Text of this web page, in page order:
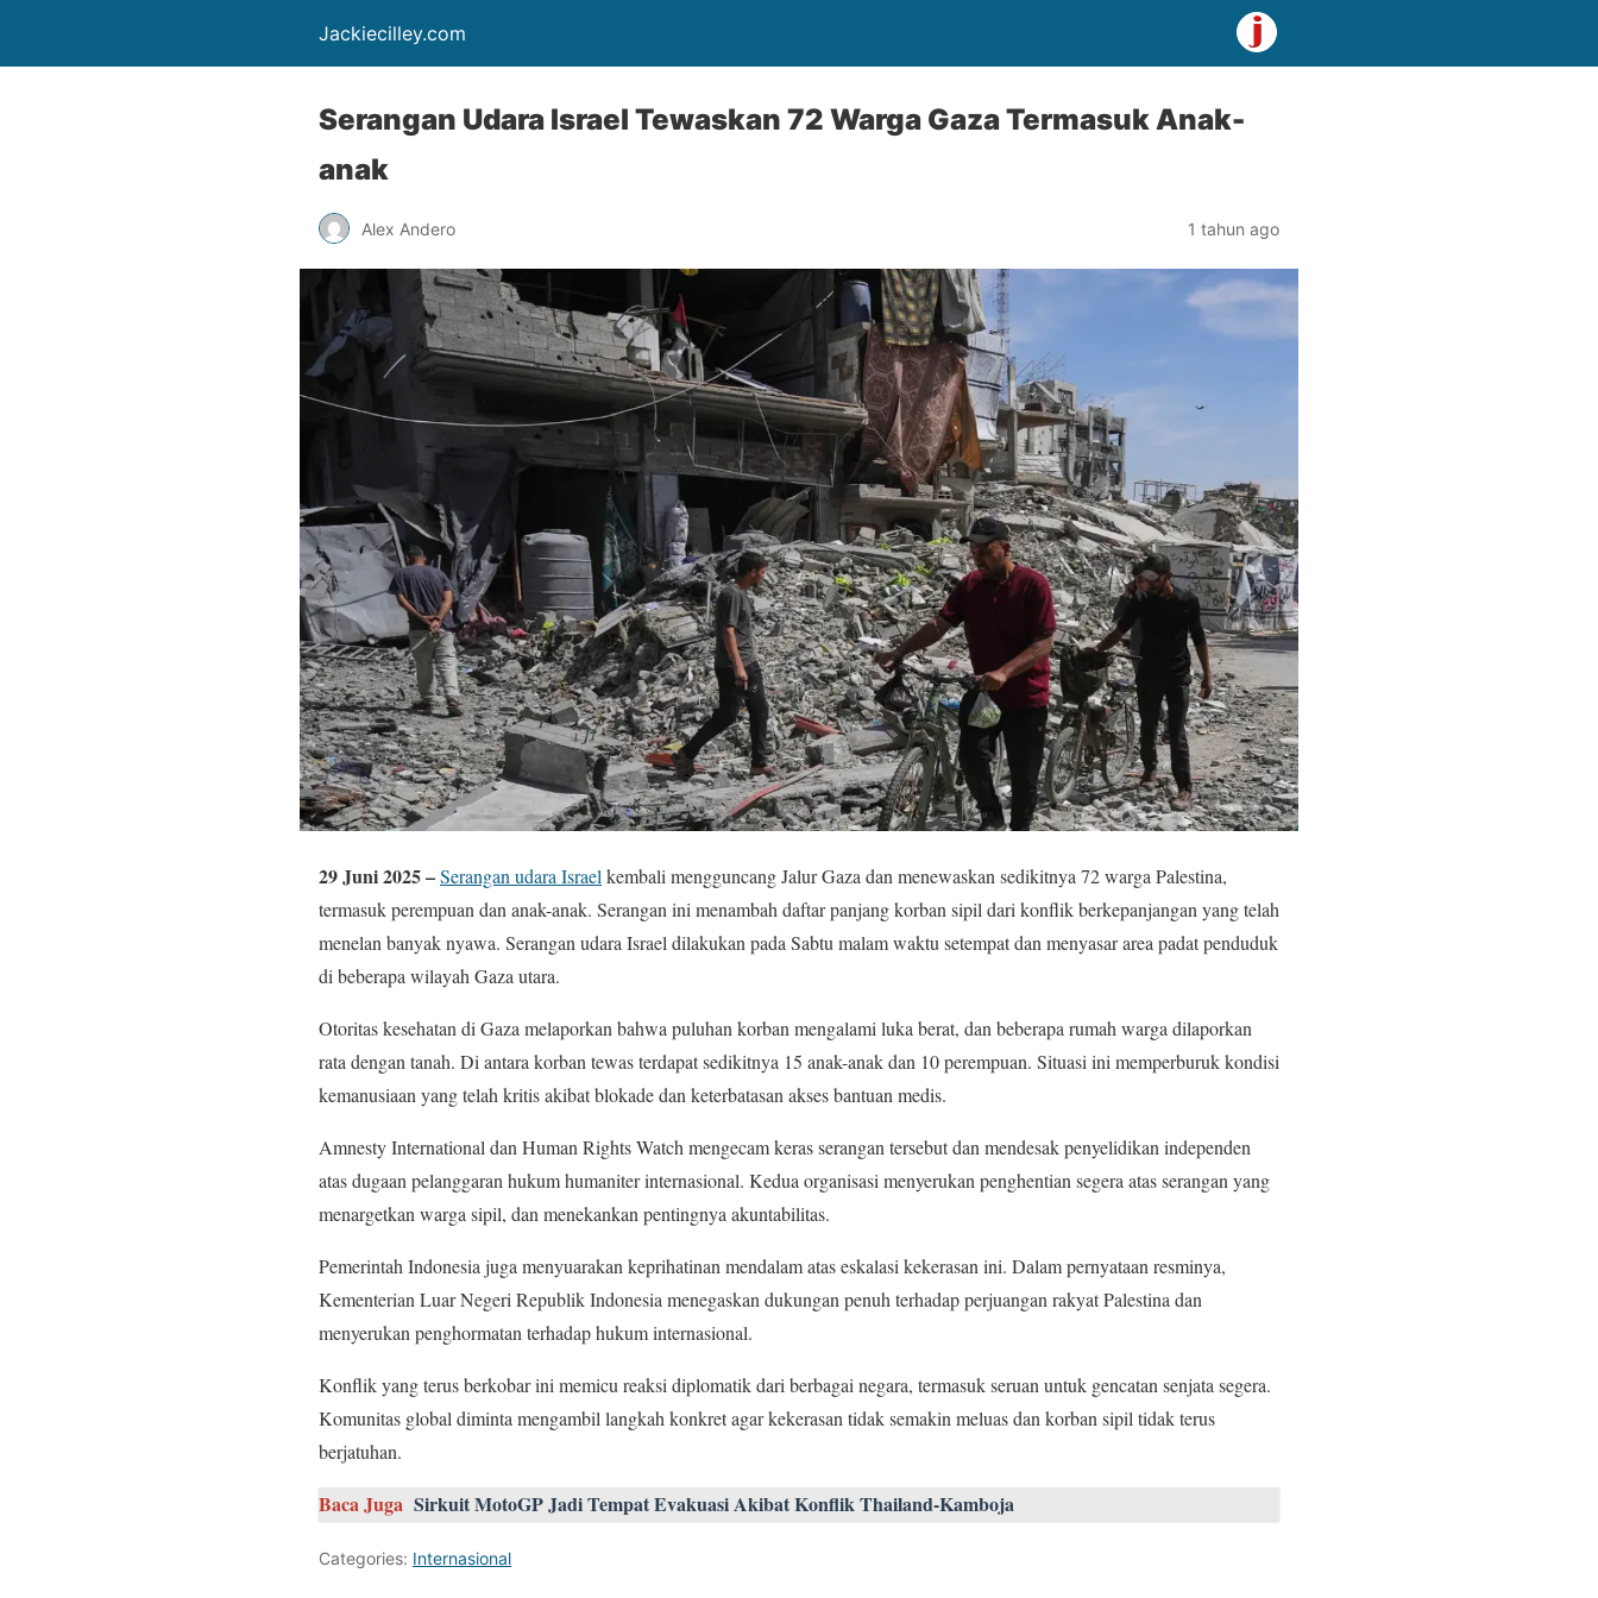
Jackiecilley.com
Serangan Udara Israel Tewaskan 72 Warga Gaza Termasuk Anak-
anak
Alex Andero 1 tahun ago
29 Juni 2025 –Serangan udara Israel kembali mengguncang Jalur Gaza dan menewaskan sedikitnya 72 warga Palestina,
termasuk perempuan dan anak-anak. Serangan ini menambah daftar panjang korban sipil dari konflik berkepanjangan yang telah
menelan banyak nyawa. Serangan udara Israel dilakukan pada Sabtu malam waktu setempat dan menyasar area padat penduduk
di beberapa wilayah Gaza utara.
Otoritas kesehatan di Gaza melaporkan bahwa puluhan korban mengalami luka berat, dan beberapa rumah warga dilaporkan
rata dengan tanah. Di antara korban tewas terdapat sedikitnya 15 anak-anak dan 10 perempuan. Situasi ini memperburuk kondisi
kemanusiaan yang telah kritis akibat blokade dan keterbatasan akses bantuan medis.
Amnesty International dan Human Rights Watch mengecam keras serangan tersebut dan mendesak penyelidikan independen
atas dugaan pelanggaran hukum humaniter internasional. Kedua organisasi menyerukan penghentian segera atas serangan yang
menargetkan warga sipil, dan menekankan pentingnya akuntabilitas.
Pemerintah Indonesia juga menyuarakan keprihatinan mendalam atas eskalasi kekerasan ini. Dalam pernyataan resminya,
Kementerian Luar Negeri Republik Indonesia menegaskan dukungan penuh terhadap perjuangan rakyat Palestina dan
menyerukan penghormatan terhadap hukum internasional.
Konflik yang terus berkobar ini memicu reaksi diplomatik dari berbagai negara, termasuk seruan untuk gencatan senjata segera.
Komunitas global diminta mengambil langkah konkret agar kekerasan tidak semakin meluas dan korban sipil tidak terus
berjatuhan.
Baca Juga Sirkuit MotoGP Jadi Tempat Evakuasi Akibat Konflik Thailand-Kamboja
Categories: Internasional